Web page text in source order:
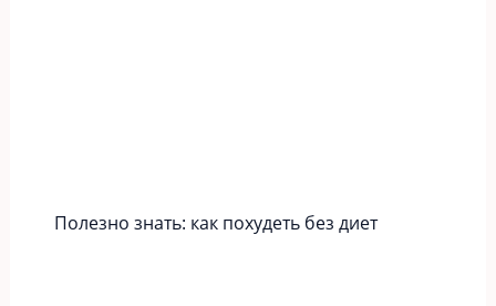
Полезно знать: как похудеть без диет